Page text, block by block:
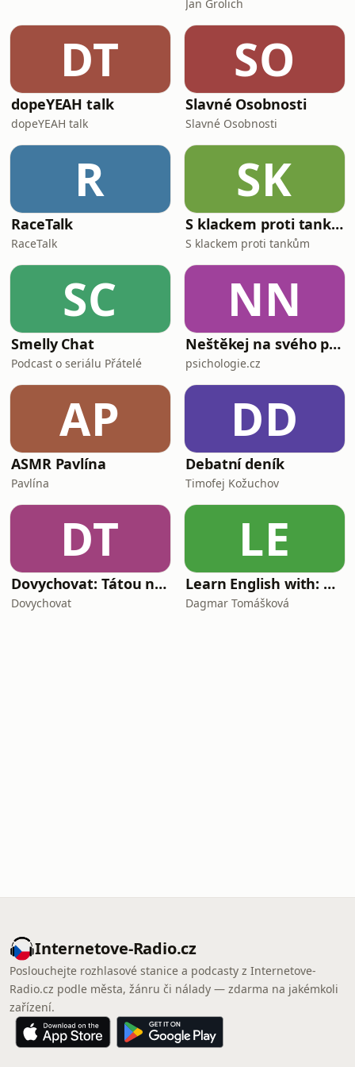
Jan Grolich
DT
dopeYEAH talk
dopeYEAH talk
SO
Slavné Osobnosti
Slavné Osobnosti
R
RaceTalk
RaceTalk
SK
S klackem proti tankům
S klackem proti tankům
SC
Smelly Chat
Podcast o seriálu Přátelé
NN
Neštěkej na svého psa
psichologie.cz
AP
ASMR Pavlína
Pavlína
DD
Debatní deník
Timofej Kožuchov
DT
Dovychovat: Tátou na celý život
Dovychovat
LE
Learn English with: My Life and Other Funny Stories
Dagmar Tomášková
Internetove-Radio.cz
Poslouchejte rozhlasové stanice a podcasty z Internetove-
Radio.cz podle města, žánru či nálady — zdarma na jakémkoli
zařízení.